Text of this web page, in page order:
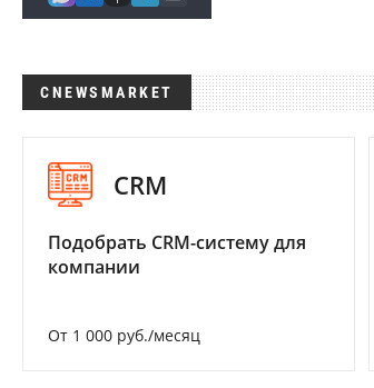
CNEWSMARKET
CRM
Подобрать CRM-систему для
компании
От 1 000 руб./месяц